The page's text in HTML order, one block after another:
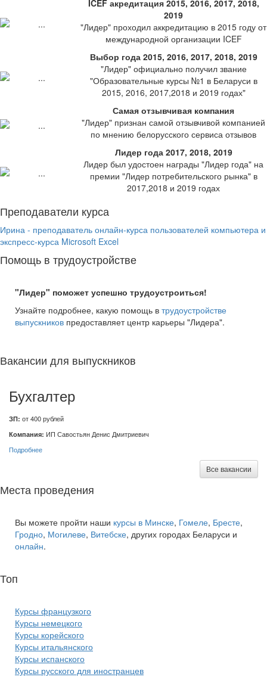
ICEF акредитация 2015, 2016, 2017, 2018,
2019
"Лидер" проходил аккредитацию в 2015 году от
международной организации ICEF
Выбор года 2015, 2016, 2017, 2018, 2019
"Лидер" официально получил звание
"Образовательные курсы №1 в Беларуси в
2015, 2016, 2017,2018 и 2019 годах"
Самая отзывчивая компания
"Лидер" признан самой отзывчивой компанией
по мнению белорусского сервиса отзывов
Лидер года 2017, 2018, 2019
Лидер был удостоен награды "Лидер года" на
премии "Лидер потребительского рынка" в
2017,2018 и 2019 годах
Преподаватели курса
Ирина - преподаватель онлайн-курса пользователей компьютера и
экспресс-курса Microsoft Excel
Помощь в трудоустройстве
"Лидер" поможет успешно трудоустроиться!
Узнайте подробнее, какую помощь в трудоустройстве
выпускников предоставляет центр карьеры "Лидера".
Вакансии для выпускников
Бухгалтер
ЗП: от 400 рублей
Компания: ИП Савостьян Денис Дмитриевич
Подробнее
Все вакансии
Места проведения
Вы можете пройти наши курсы в Минске, Гомеле, Бресте,
Гродно, Могилеве, Витебске, других городах Беларуси и
онлайн.
Топ
Курсы французкого
Курсы немецкого
Курсы корейского
Курсы итальянского
Курсы испанского
Курсы русского для иностранцев